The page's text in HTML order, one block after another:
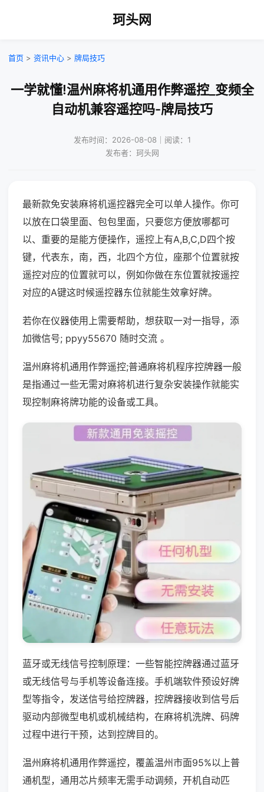
珂头网
首页 > 资讯中心 > 牌局技巧
一学就懂!温州麻将机通用作弊遥控_变频全
自动机兼容遥控吗-牌局技巧
发布时间：2026-08-08｜阅读：1
发布者：珂头网
最新款免安装麻将机遥控器完全可以单人操作。你可
以放在口袋里面、包包里面，只要您方便放哪都可
以、重要的是能方便操作，遥控上有A,B,C,D四个按
键，代表东，南，西，北四个方位，座那个位置就按
遥控对应的位置就可以，例如你做在东位置就按遥控
对应的A键这时候遥控器东位就能生效拿好牌。
若你在仪器使用上需要帮助，想获取一对一指导，添
加微信号; ppyy55670 随时交流 。
温州麻将机通用作弊遥控;普通麻将机程序控牌器一般
是指通过一些无需对麻将机进行复杂安装操作就能实
现控制麻将牌功能的设备或工具。
蓝牙或无线信号控制原理：一些智能控牌器通过蓝牙
或无线信号与手机等设备连接。手机端软件预设好牌
型等指令，发送信号给控牌器，控牌器接收到信号后
驱动内部微型电机或机械结构，在麻将机洗牌、码牌
过程中进行干预，达到控牌目的。
温州麻将机通用作弊遥控，覆盖温州市面95%以上普
通机型，通用芯片频率无需手动调频，开机自动匹